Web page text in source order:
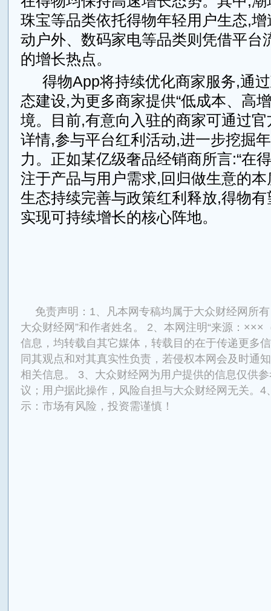
珠宝等品类依托得物年轻用户生态,
动户外、数码家电等品类则凭借平台
的增长热点。
得物App将持续优化商家服务,通
态建设,为更多商家提供“低成本、高
境。目前,有意向入驻的商家可通过
详情,参与平台红利活动,进一步挖掘
力。正如某亿级奢品经销商所言:“在
注于产品与用户需求,回归做生意的本
生态持续完善与政策红利释放,得物
实现可持续增长的核心阵地。
免责声明：1、凡本网专稿均属于大众财经网所
大众财经网”和作者姓名。 2、本网注明“来源：×××
信息，均转载自其它媒体，转载目的在于传递更多
同其观点和对其真实性负责，若侵权本网会及时通
相关信息。 3、大众财经网为用户提供的信息仅供
议；用户据此操作，风险自担与大众财经网无关。4
示：市场有风险，投资需谨慎！